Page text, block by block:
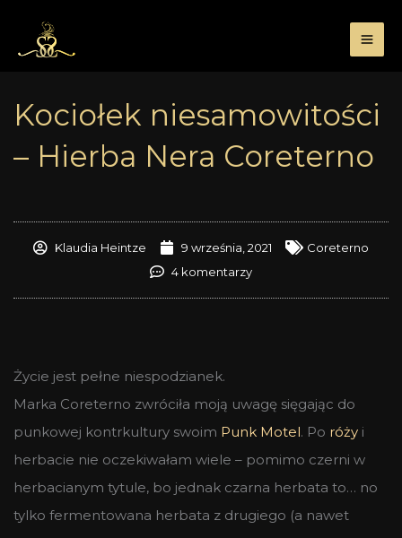
treści
Kociołek niesamowitości
– Hierba Nera Coreterno
Klaudia Heintze 9 września, 2021
Coreterno
4 komentarzy
Życie jest pełne niespodzianek.
Marka Coreterno zwróciła moją uwagę sięgając do
punkowej kontrkultury swoim Punk Motel. Po róży i
herbacie nie oczekiwałam wiele – pomimo czerni w
herbacianym tytule, bo jednak czarna herbata to… no
tylko fermentowana herbata z drugiego (a nawet